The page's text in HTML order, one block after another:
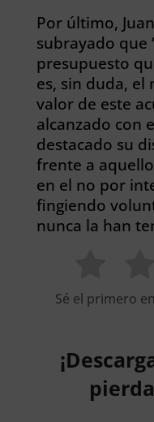
Por último,
subrayado que
presupuesto
es, sin duda, el
valor de este
alcanzado con
destacado su
frente a
en el no por
fingiendo
nunca la han
Sé el primero